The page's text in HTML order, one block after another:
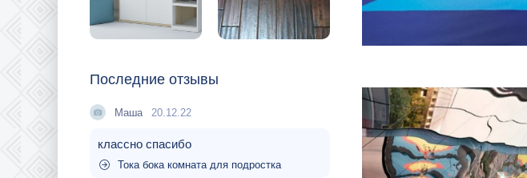
Последние отзывы
Маша 20.12.22
классно спасибо
Тока бока комната для подростка